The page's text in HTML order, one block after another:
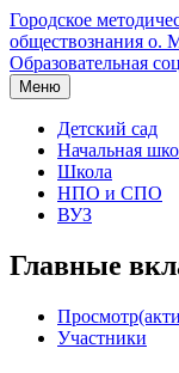
Городское
обществознания о.
Образовательная
Меню
Детский сад
Начальная
Школа
НПО и СПО
ВУЗ
Главные
Просмотр
Участники